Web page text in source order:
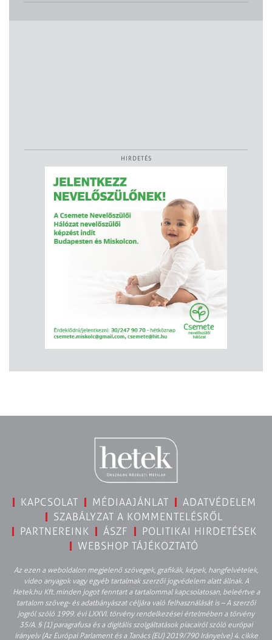
HIRDETÉS
KAPCSOLAT MÉDIAAJÁNLAT
ADATVÉDELEM
SZABÁLYZAT A KOMMENTELÉSRŐL
PARTNEREINK
ÁSZF
POLITIKAI HIRDETÉSEK
WEBSHOP TÁJÉKOZTATÓ
Az ezen a weboldalon megjelenő szövegek, grafikák, képek, hangfelvételek,
video anyagok vagy egyéb tartalmak szerzői jogvédelem alatt állnak. A
Hetek.hu Kft. minden jogot fenntart a tartalommal kapcsolatosan, beleértve a
tartalom szöveg- és adatbányászat céljára való felhasználását is – A szerzői
jogról szóló 1999. évi LXXVI. törvény rendelkezései értelmében a törvény
35/A. § (1) paragrafusa és a digitális szolgáltatások piacairól szóló európai
irányelv (Az Európai Parlament és a Tanács (EU) 2019/790 Irányelve) 4. cikke